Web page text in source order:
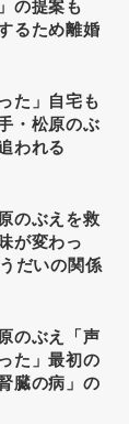
の提案も
るため離婚
た」自宅も
・松原のぶ
われる
のぶえを救
が変わっ
だいの関係
のぶえ「声
た」最初の
臓の病」の